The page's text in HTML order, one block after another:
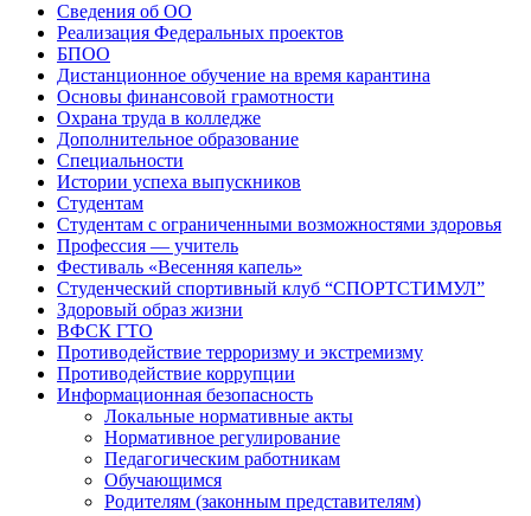
Сведения об ОО
Реализация Федеральных проектов
БПОО
Дистанционное обучение на время карантина
Основы финансовой грамотности
Охрана труда в колледже
Дополнительное образование
Специальности
Истории успеха выпускников
Студентам
Студентам с ограниченными возможностями здоровья
Профессия — учитель
Фестиваль «Весенняя капель»
Студенческий спортивный клуб “СПОРТСТИМУЛ”
Здоровый образ жизни
ВФСК ГТО
Противодействие терроризму и экстремизму
Противодействие коррупции
Информационная безопасность
Локальные нормативные акты
Нормативное регулирование
Педагогическим работникам
Обучающимся
Родителям (законным представителям)